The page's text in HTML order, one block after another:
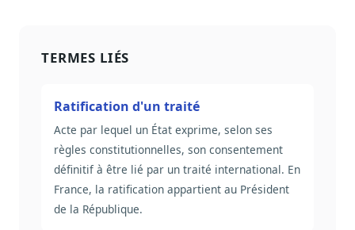
TERMES LIÉS
Ratification d'un traité
Acte par lequel un État exprime, selon ses
règles constitutionnelles, son consentement
définitif à être lié par un traité international. En
France, la ratification appartient au Président
de la République.